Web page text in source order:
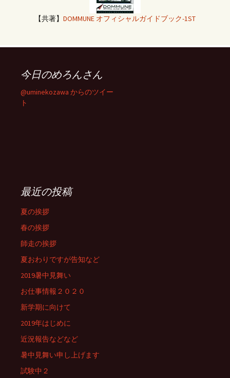
【共著】 DOMMUNE オフィシャルガイドブック-1ST
今日のめろんさん
@uminekozawa からのツイー
ト
最近の投稿
夏の挨拶
春の挨拶
師走の挨拶
夏おわりですが告知など
2019暑中見舞い
お仕事情報２０２０
新学期に向けて
2019年はじめに
近況報告などなど
暑中見舞い申し上げます
試験中２